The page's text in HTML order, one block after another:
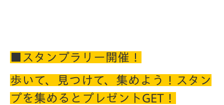
■スタンプラリー開催！
歩いて、見つけて、集めよう！ スタン
プを集めるとプレゼントGET！